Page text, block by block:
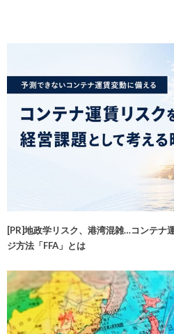
[PR]地政学リスク、港湾混雑…コンテナ
ジ方法「FFA」とは